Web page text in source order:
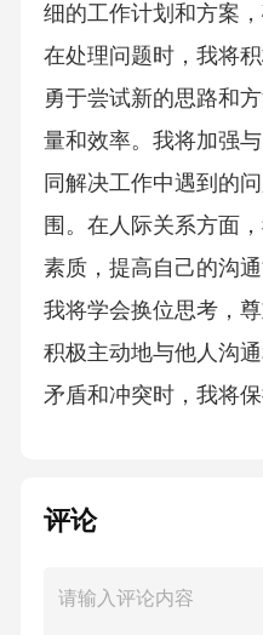
细的工作计划和方案
在处理问题时，我将
勇于尝试新的思路和
量和效率。我将加强
同解决工作中遇到的
围。在人际关系方面
素质，提高自己的沟
我将学会换位思考，
积极主动地与他人沟
矛盾和冲突时，我将
良好的人际关系。在
细的评估指标和标准
评论